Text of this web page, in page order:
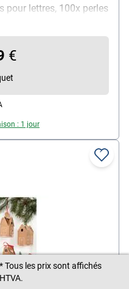
pour lettres, 100x perles
vif, blanc), fil de nylon 3
élastiques pour
contenu de la
€
: 1 jour
* Tous les prix sont affichés
HTVA.